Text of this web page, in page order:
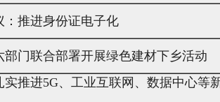
：推进身份证电子化
部门联合部署开展绿色建材下乡活动
实推进5G、工业互联网、数据中心等